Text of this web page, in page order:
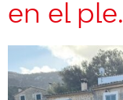
en el ple.